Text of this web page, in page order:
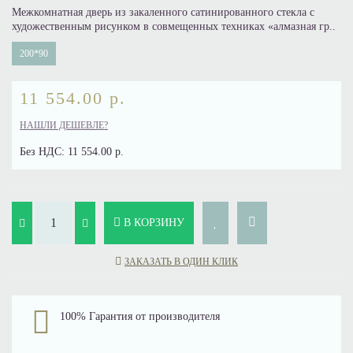
Межкомнатная дверь из закаленного сатинированного стекла с
художественным рисунком в совмещенных техниках «алмазная гр..
200*90
11 554.00 р.
НАШЛИ ДЕШЕВЛЕ?
Без НДС: 11 554.00 р.
В КОРЗИНУ
ЗАКАЗАТЬ В ОДИН КЛИК
100% Гарантия от производителя